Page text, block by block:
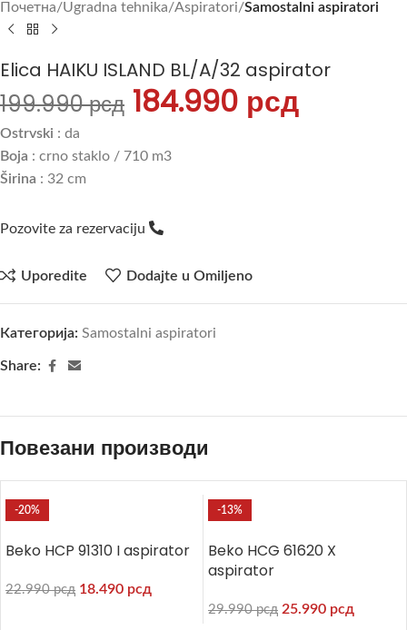
Почетна Ugradna tehnika Aspiratori Samostalni aspiratori
Elica HAIKU ISLAND BL/A/32 aspirator
199.990рсд 184.990 рсд
Ostrvski : da
Boja : crno staklo / 710 m3
Širina : 32 cm
Pozovite za rezervaciju
Uporedite Dodajte u Omiljeno
Категорија: Samostalni aspiratori
Share:
Повезани производи
-20%
Beko HCP 91310 I aspirator
22.990рсд 18.490 рсд
-13%
Beko HCG 61620 X
aspirator
29.990рсд 25.990 рсд